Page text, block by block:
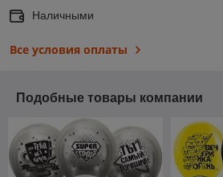
Наличными
Все условия оплаты
Подобные товары компании